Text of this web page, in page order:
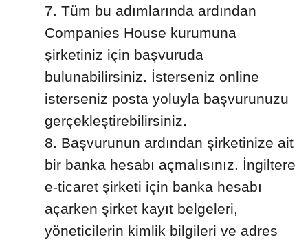
Tüm bu adımlarında ardından
Companies House kurumuna
şirketiniz için başvuruda
bulunabilirsiniz. İsterseniz online
isterseniz posta yoluyla başvurunuzu
gerçekleştirebilirsiniz.
Başvurunun ardından şirketinize ait
bir banka hesabı açmalısınız. İngiltere
e-ticaret şirketi için banka hesabı
açarken şirket kayıt belgeleri,
yöneticilerin kimlik bilgileri ve adres